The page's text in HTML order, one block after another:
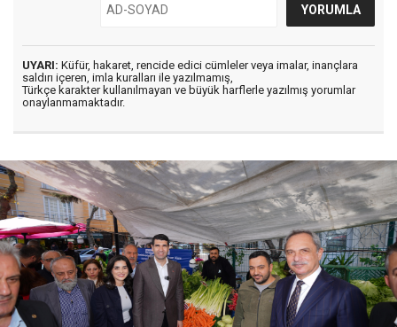
UYARI: Küfür, hakaret, rencide edici cümleler veya imalar, inançlara
saldırı içeren, imla kuralları ile yazılmamış,
Türkçe karakter kullanılmayan ve büyük harflerle yazılmış yorumlar
onaylanmamaktadır.